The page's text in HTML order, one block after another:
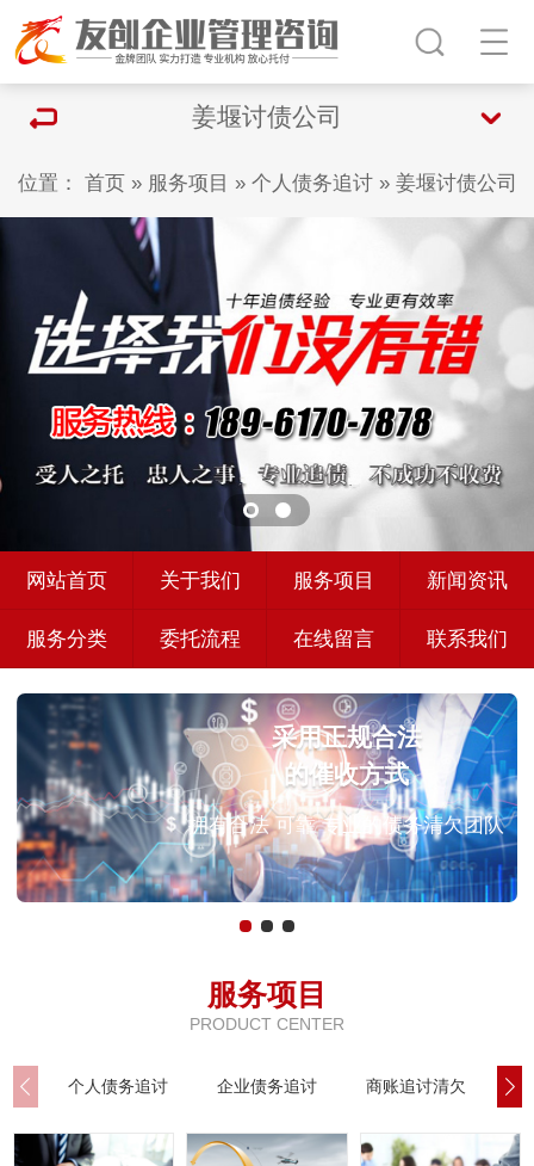
姜堰讨债公司
位置： 首页» 服务项目 » 个人债务追讨» 姜堰讨债公司
网站首页 关于我们 服务项目 新闻资讯
服务分类 委托流程 在线留言 联系我们
采用正规合法
的催收方式
拥有合法 可靠 专业的债务清欠团队
服务项目
PRODUCT CENTER
个人债务追讨 企业债务追讨 商账追讨清欠